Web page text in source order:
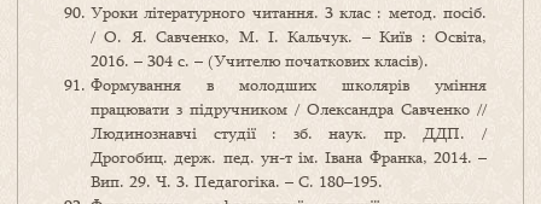
Уроки літературного читання. 3 клас : метод. посіб.
/ О. Я. Савченко, М. І. Кальчук. – Київ : Освіта,
2016. – 304 с. – (Учителю початкових класів).
Формування в молодших школярів уміння
працювати з підручником / Олександра Савченко //
Людинознавчі студії : зб. наук. пр. ДДП. /
Дрогобиц. держ. пед. ун-т ім. Івана Франка, 2014. –
Вип. 29. Ч. 3. Педагогіка. – С. 180–195.